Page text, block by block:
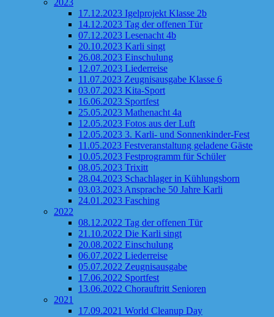
17.12.2023 Igelprojekt Klasse 2b
14.12.2023 Tag der offenen Tür
07.12.2023 Lesenacht 4b
20.10.2023 Karli singt
26.08.2023 Einschulung
12.07.2023 Liederreise
11.07.2023 Zeugnisausgabe Klasse 6
03.07.2023 Kita-Sport
16.06.2023 Sportfest
25.05.2023 Mathenacht 4a
12.05.2023 Fotos aus der Luft
12.05.2023 3. Karli- und Sonnenkinder-Fest
11.05.2023 Festveranstaltung geladene Gäste
10.05.2023 Festprogramm für Schüler
08.05.2023 Trixitt
28.04.2023 Schachlager in Kühlungsborn
03.03.2023 Ansprache 50 Jahre Karli
24.01.2023 Fasching
2022
08.12.2022 Tag der offenen Tür
21.10.2022 Die Karli singt
20.08.2022 Einschulung
06.07.2022 Liederreise
05.07.2022 Zeugnisausgabe
17.06.2022 Sportfest
13.06.2022 Chorauftritt Senioren
2021
17.09.2021 World Cleanup Day